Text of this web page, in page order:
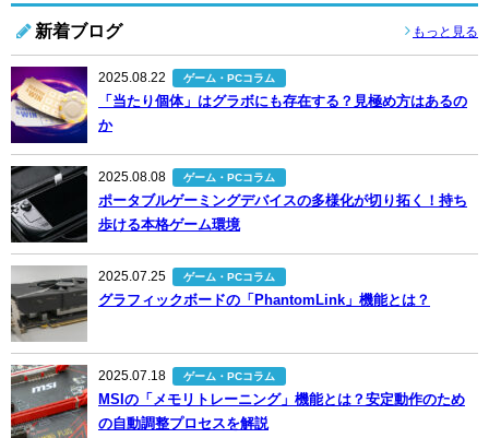
新着ブログ もっと見る
2025.08.22 ゲーム・PCコラム
「当たり個体」はグラボにも存在する？見極め方はあるの
か
2025.08.08 ゲーム・PCコラム
ポータブルゲーミングデバイスの多様化が切り拓く！持ち
歩ける本格ゲーム環境
2025.07.25 ゲーム・PCコラム
グラフィックボードの「PhantomLink」機能とは？
2025.07.18 ゲーム・PCコラム
MSIの「メモリトレーニング」機能とは？安定動作のため
の自動調整プロセスを解説